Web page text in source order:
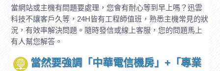
當網站或主機有問題要處理，您會有耐心等到早上嗎？迅雲
科技不讓客戶久等，24H皆有工程師值班，熟悉主機常見的狀
況，有效率解決問題。隨時發信或線上客服，您的問題馬上
有人幫您解答。
當然要強調「中華電信機房」+「專業